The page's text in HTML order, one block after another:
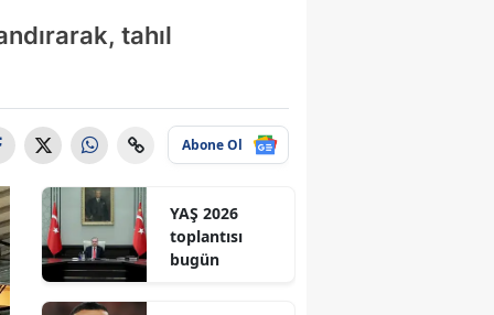
tahıl
Abone Ol
YAŞ 2026
toplantısı
bugün